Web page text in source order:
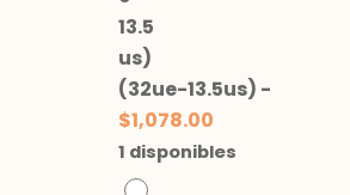
(32ue-13.5us) -
$1,078.00
1 disponibles